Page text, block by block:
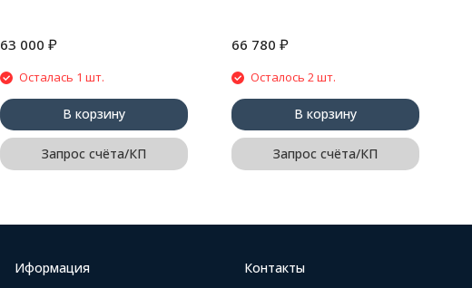
63 000 ₽
Осталась 1 шт.
В корзину
Запрос счёта/КП
66 780 ₽
Осталось 2 шт.
В корзину
Запрос счёта/КП
Иформация Контакты